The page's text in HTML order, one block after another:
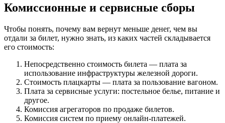
Комиссионные и сервисные сборы
Чтобы понять, почему вам вернут меньше денег, чем вы
отдали за билет, нужно знать, из каких частей складывается
его стоимость:
Непосредственно стоимость билета — плата за
использование инфраструктуры железной дороги.
Стоимость плацкарты — плата за пользование вагоном.
Плата за сервисные услуги: постельное белье, питание и
другое.
Комиссия агрегаторов по продаже билетов.
Комиссия систем по приему онлайн-платежей.